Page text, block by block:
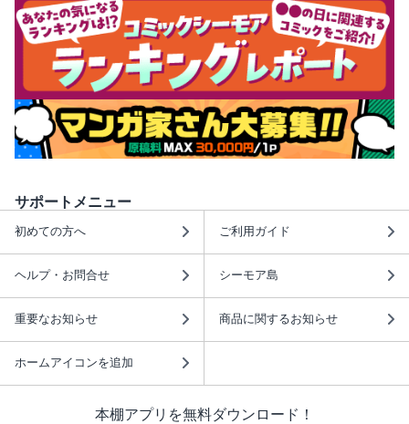
サポートメニュー
初めての方へ ご利用ガイド
ヘルプ・お問合せ シーモア島
重要なお知らせ 商品に関するお知らせ
ホームアイコンを追加
本棚アプリを無料ダウンロード！